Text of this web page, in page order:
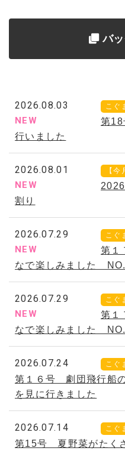
バッ
2026.08.03
NEW
こぐ
第
行いました
2026.08.01
NEW
【今
割り
2026.07.29
NEW
こぐ
第１
なで楽しみました
2026.07.29
NEW
こぐ
第１
なで楽しみました
2026.07.24 こぐ
第１６号 劇団飛行船
を見に行きました
2026.07.14 こぐ
第15号 夏野菜がたく